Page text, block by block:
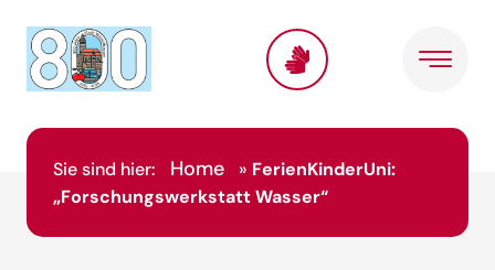
Sie sind hier: Home » FerienKinderUni:
„Forschungswerkstatt Wasser“